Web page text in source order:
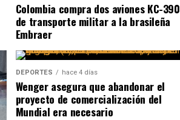
Colombia compra dos aviones KC-390
de transporte militar a la brasileña
Embraer
DEPORTES hace 4 días
Wenger asegura que abandonar el
proyecto de comercialización del
Mundial era necesario